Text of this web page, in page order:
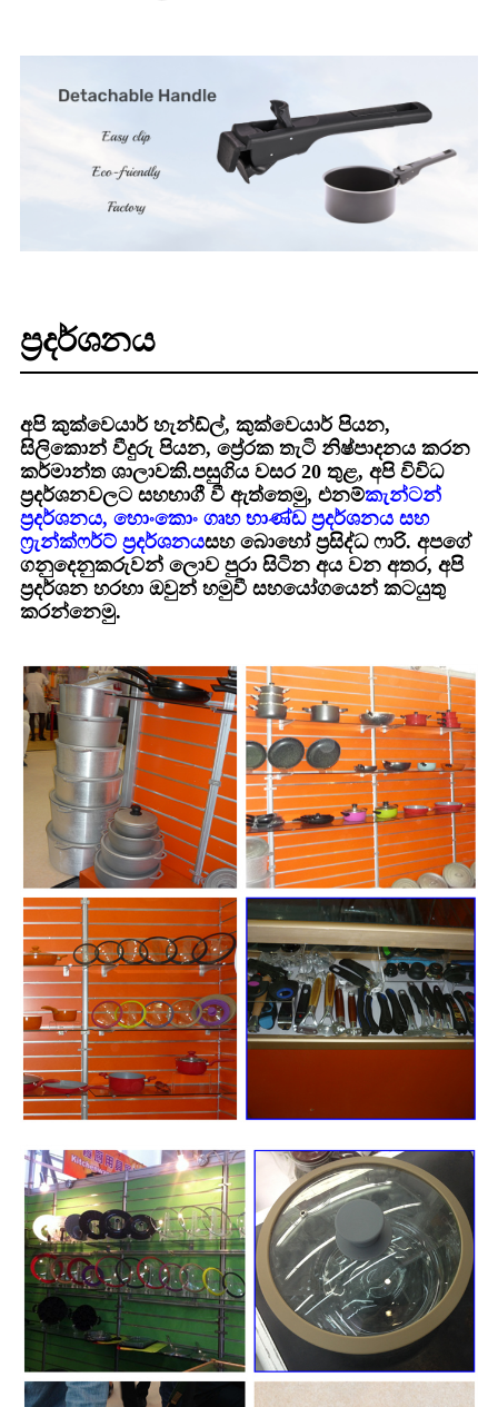
ප්‍රදර්ශනය
අපි කුක්වෙයාර් හැන්ඩ්ල්, කුක්වෙයාර් පියන,
සිලිකොන් වීදුරු පියන, ප්‍රේරක තැටි නිෂ්පාදනය කරන
කර්මාන්ත ශාලාවකි.පසුගිය වසර 20 තුළ, අපි විවිධ
ප්‍රදර්ශනවලට සහභාගී වී ඇත්තෙමු, එනම්කැන්ටන්
ප්‍රදර්ශනය, හොංකොං ගෘහ භාණ්ඩ ප්‍රදර්ශනය සහ
ෆ්‍රැන්ක්ෆර්ට් ප්‍රදර්ශනයසහ බොහෝ ප්‍රසිද්ධ ෆාරි. අපගේ
ගනුදෙනුකරුවන් ලොව පුරා සිටින අය වන අතර, අපි
ප්‍රදර්ශන හරහා ඔවුන් හමුවී සහයෝගයෙන් කටයුතු
කරන්නෙමු.